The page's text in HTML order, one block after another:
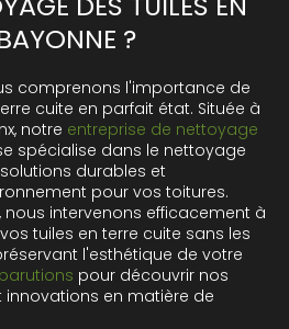
?
comprenons l'importance de
cuite en parfait état. Située à
notre entreprise de nettoyage
spécialise dans le nettoyage
durables et
pour vos toitures.
nous intervenons efficacement à
tuiles en terre cuite sans les
l'esthétique de votre
pour découvrir nos
innovations en matière de